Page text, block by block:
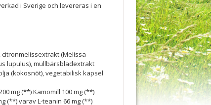
i Sverige och levereras i en
citronmelissextrakt (Melissa
lupulus), mullbärsbladextrakt
(kokosnöt), vegetabilisk kapsel
mg (**) Kamomill 100 mg (**)
(**) varav L-teanin 66 mg (**)